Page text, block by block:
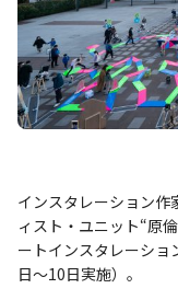
インスタレーション作
ィスト・ユニット“原
ートインスタレーショ
日～10日実施）。